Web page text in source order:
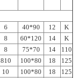
6 40*90 12
K
8 60*120 14
K
8 75*70 14
110
810 100*80 18
125
10 100*80 18
125